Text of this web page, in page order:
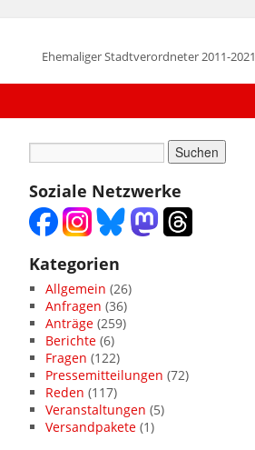
Ehemaliger Stadtverordneter 2011-2021
Soziale Netzwerke
Kategorien
Allgemein (26)
Anfragen (36)
Anträge (259)
Berichte (6)
Fragen (122)
Pressemitteilungen (72)
Reden (117)
Veranstaltungen (5)
Versandpakete (1)